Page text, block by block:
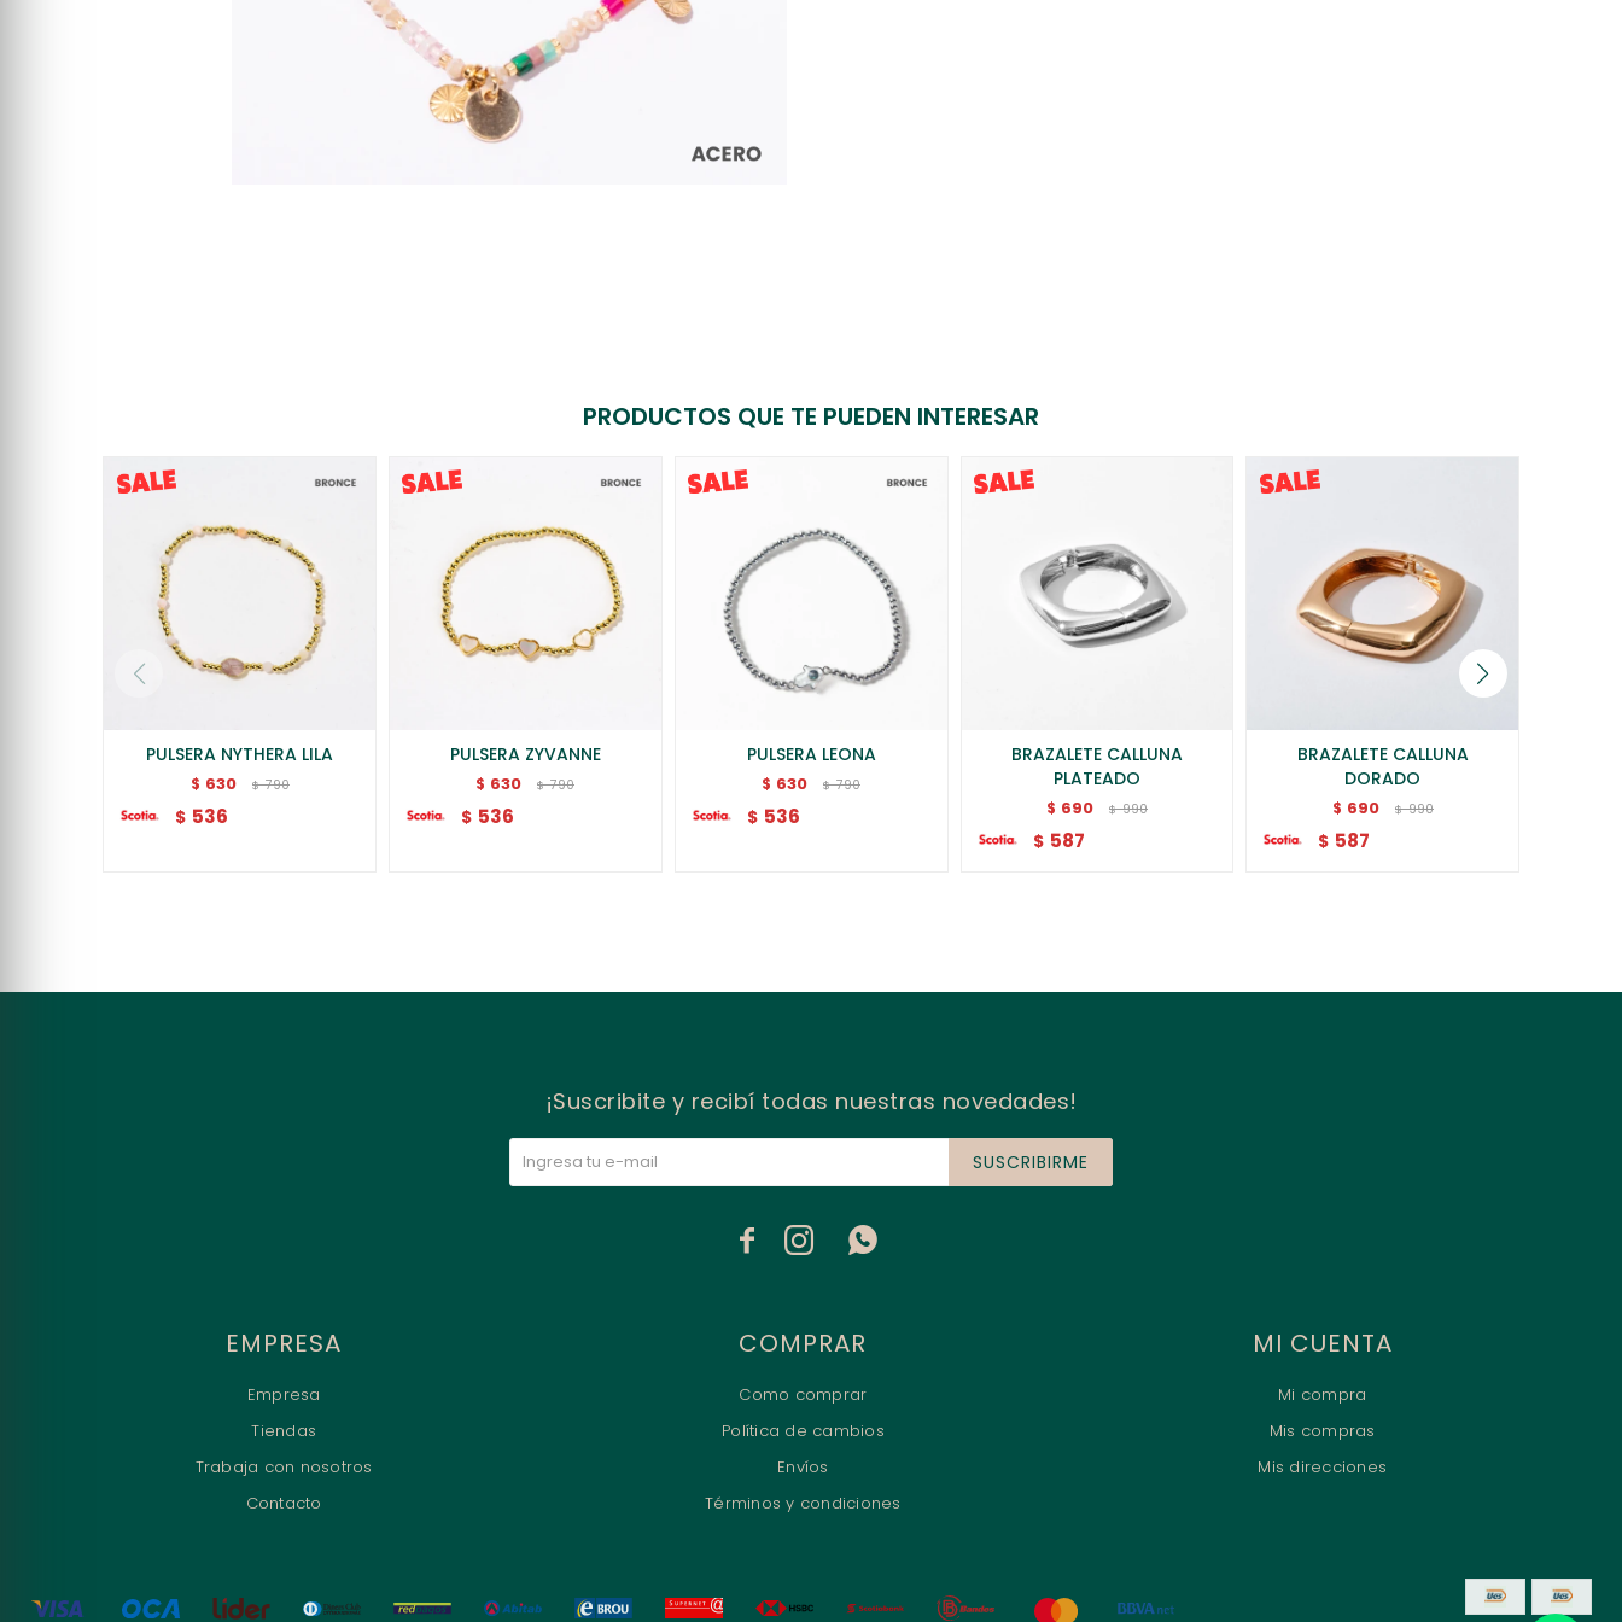
PRODUCTOS QUE TE PUEDEN INTERESAR
PULSERA NYTHERA LILA
$ 630 $ 790
$ 536
PULSERA ZYVANNE
$ 630 $ 790
$ 536
PULSERA LEONA
$ 630 $ 790
$ 536
BRAZALETE CALLUNA
PLATEADO
$ 690 $ 990
$ 587
BRAZALETE CALLUNA
DORADO
$ 690 $ 990
$ 587
EMPRESA
Empresa
Tiendas
Trabaja con nosotros
Contacto
COMPRAR
Como comprar
Política de cambios
Envíos
Términos y condiciones
MI CUENTA
Mi compra
Mis compras
Mis direcciones
¡Suscribite y recibí todas nuestras novedades!
SUSCRIBIRME
  